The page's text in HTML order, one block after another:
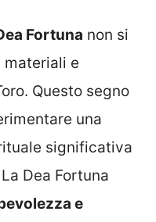
Fortuna non si
e
Questo segno
una
significativa
Dea Fortuna
e